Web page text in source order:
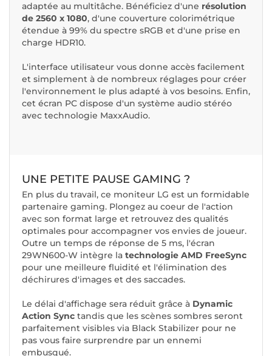
adaptée au multitâche. Bénéficiez d'une résolution
de 2560 x 1080, d'une couverture colorimétrique
étendue à 99% du spectre sRGB et d'une prise en
charge HDR10.
L'interface utilisateur vous donne accès facilement
et simplement à de nombreux réglages pour créer
l'environnement le plus adapté à vos besoins. Enfin,
cet écran PC dispose d'un système audio stéréo
avec technologie MaxxAudio.
UNE PETITE PAUSE GAMING ?
En plus du travail, ce moniteur LG est un formidable
partenaire gaming. Plongez au coeur de l'action
avec son format large et retrouvez des qualités
optimales pour accompagner vos envies de joueur.
Outre un temps de réponse de 5 ms, l'écran
29WN600-W intègre la technologie AMD FreeSync
pour une meilleure fluidité et l'élimination des
déchirures d'images et des saccades.
Le délai d'affichage sera réduit grâce à Dynamic
Action Sync tandis que les scènes sombres seront
parfaitement visibles via Black Stabilizer pour ne
pas vous faire surprendre par un ennemi
embusqué.